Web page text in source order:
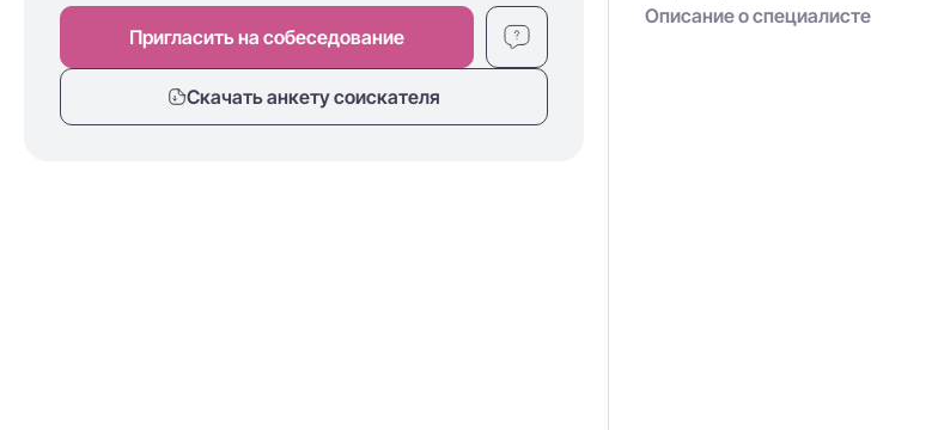
Пригласить на собеседование
Скачать анкету соискателя
Описание о специалисте